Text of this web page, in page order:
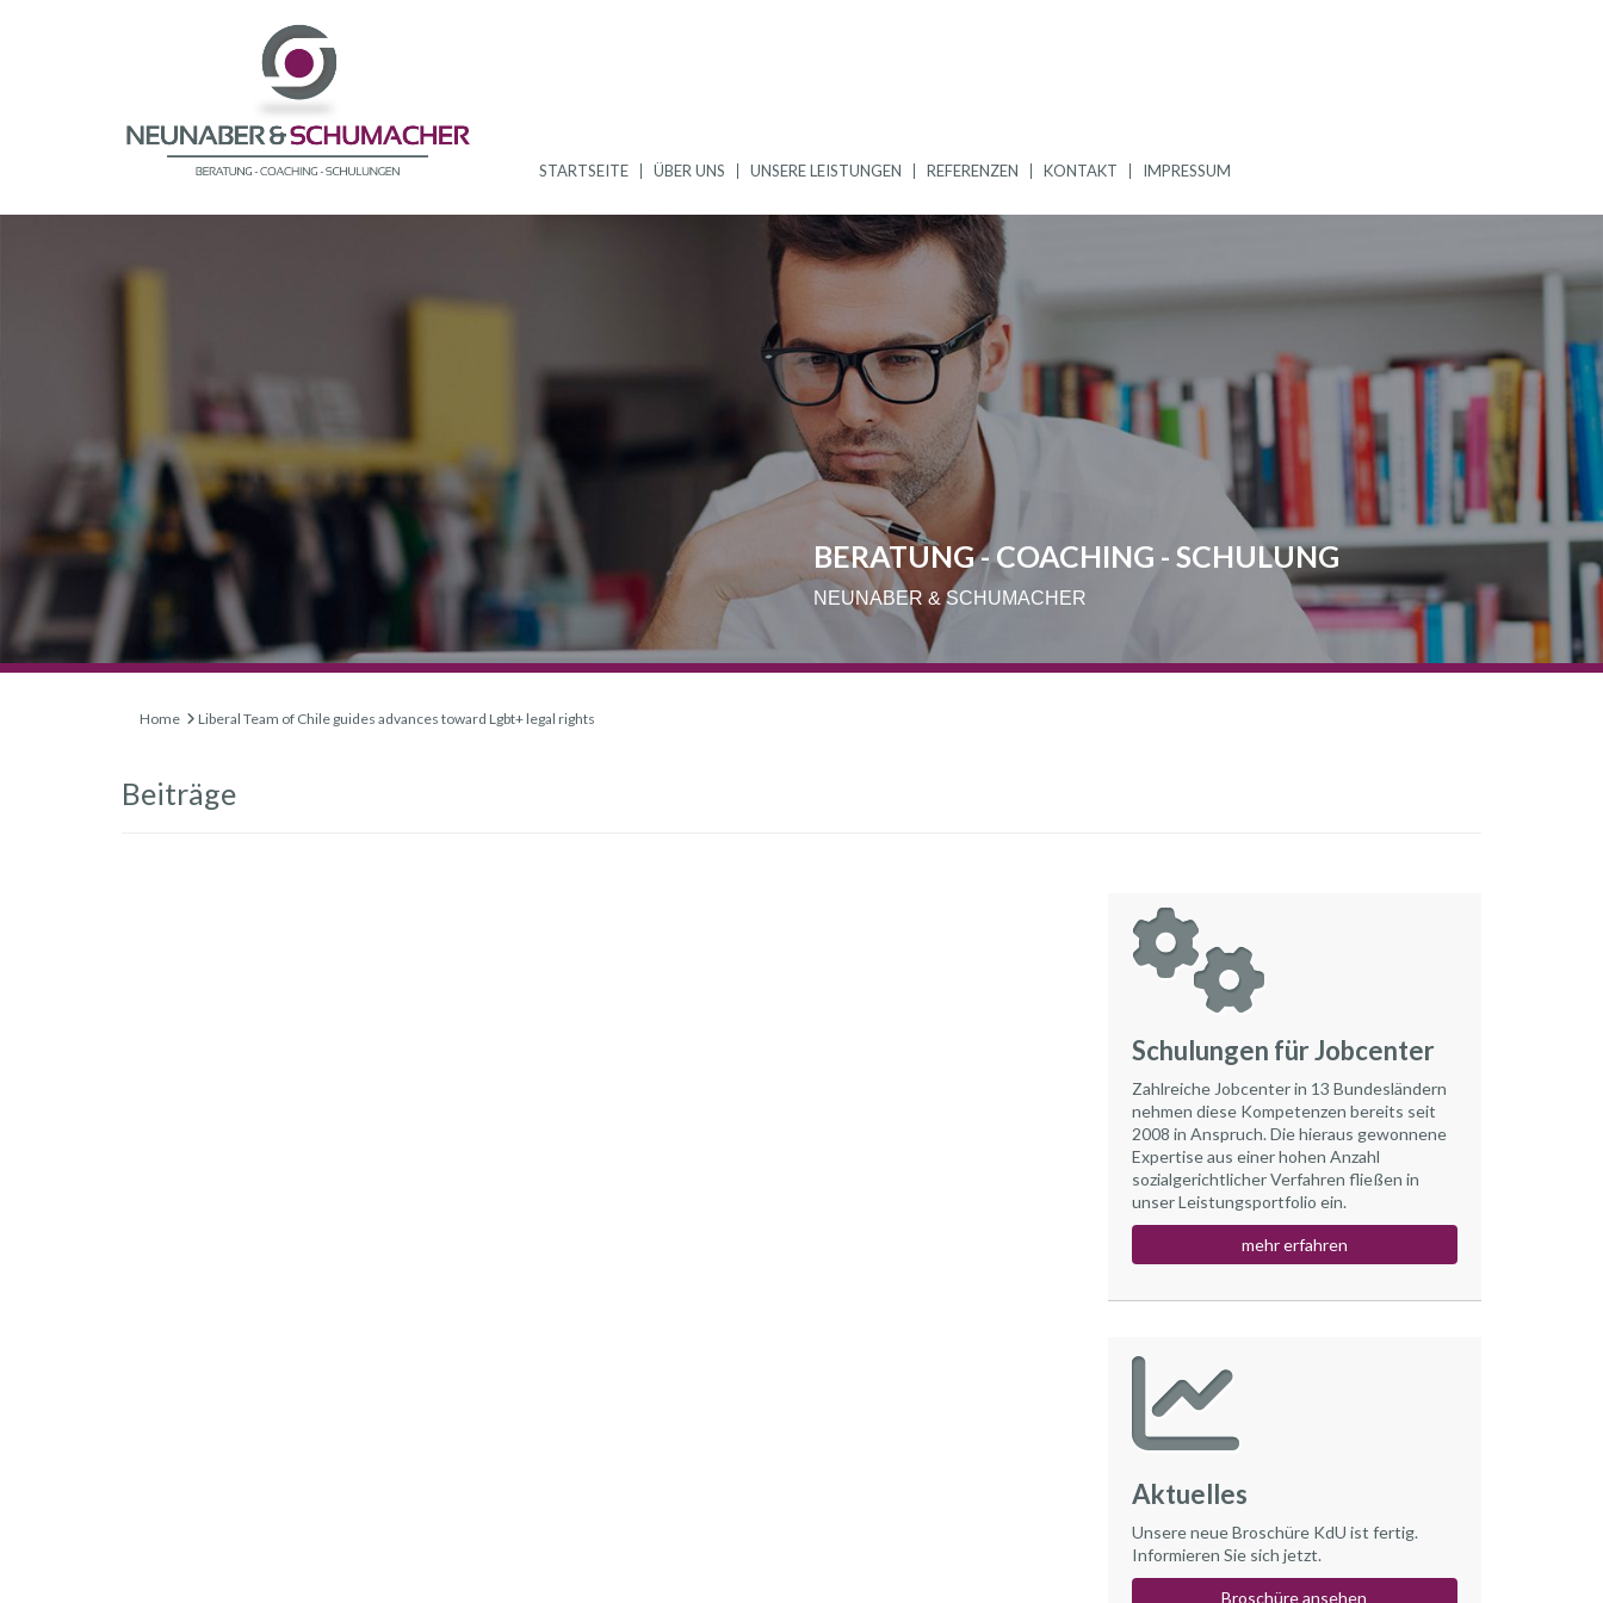
STARTSEITE ÜBER UNS UNSERE LEISTUNGEN REFERENZEN KONTAKT IMPRESSUM
BERATUNG - COACHING - SCHULUNG
NEUNABER & SCHUMACHER
Home Liberal Team of Chile guides advances toward Lgbt+ legal rights
Beiträge
Schulungen für Jobcenter
Zahlreiche Jobcenter in 13 Bundesländern
nehmen diese Kompetenzen bereits seit
2008 in Anspruch. Die hieraus gewonnene
Expertise aus einer hohen Anzahl
sozialgerichtlicher Verfahren fließen in
unser Leistungsportfolio ein.
mehr erfahren
Aktuelles
Unsere neue Broschüre KdU ist fertig.
Informieren Sie sich jetzt.
Broschüre ansehen